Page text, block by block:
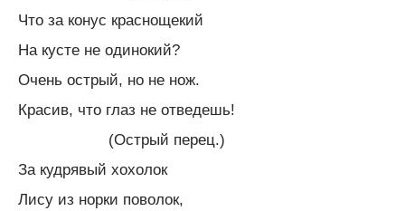
Что за конус краснощекий
На кусте не одинокий?
Очень острый, но не нож.
Красив, что глаз не отведешь!
(Острый перец.)
За кудрявый хохолок
Лису из норки поволок,